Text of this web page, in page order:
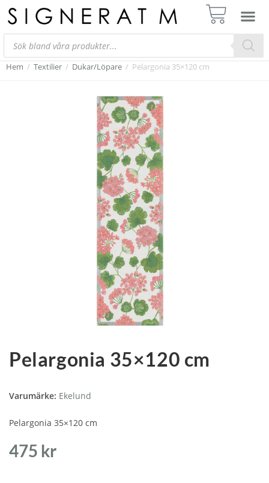
Hem / Textilier / Dukar/Löpare / Pelargonia 35×120 cm
Pelargonia 35×120 cm
Varumärke: Ekelund
Pelargonia 35×120 cm
475 kr